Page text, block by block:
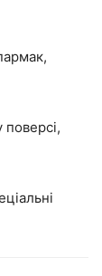
поверсі,